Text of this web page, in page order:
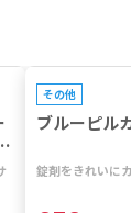
その他
ブルーピル
錠剤をきれいに